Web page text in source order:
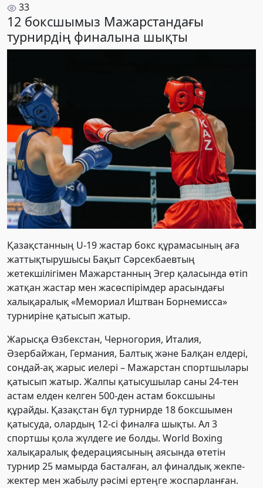
33
12 боксшымыз Мажарстандағы
турнирдің финалына шықты
Қазақстанның U-19 жастар бокс құрамасының аға
жаттықтырушысы Бақыт Сәрсекбаевтың
жетекшілігімен Мажарстанның Эгер қаласында өтіп
жатқан жастар мен жасөспірімдер арасындағы
халықаралық «Мемориал Иштван Борнемисса»
турниріне қатысып жатыр.
Жарысқа Өзбекстан, Черногория, Италия,
Әзербайжан, Германия, Балтық және Балқан елдері,
сондай-ақ жарыс иелері – Мажарстан спортшылары
қатысып жатыр. Жалпы қатысушылар саны 24-тен
астам елден келген 500-ден астам боксшыны
құрайды. Қазақстан бұл турнирде 18 боксшымен
қатысуда, олардың 12-сі финалға шықты. Ал 3
спортшы қола жүлдеге ие болды. World Boxing
халықаралық федерациясының аясында өтетін
турнир 25 мамырда басталған, ал финалдық жекпе-
жектер мен жабылу рәсімі ертеңге жоспарланған.